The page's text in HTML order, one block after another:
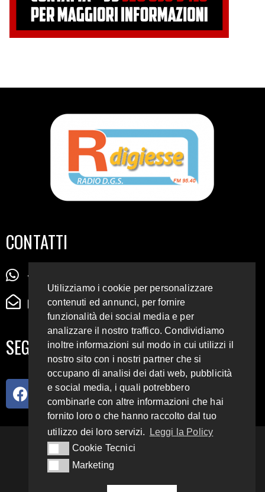
CONTATTI
+39 345 72 72 88 5
radiodigiesse@gmail.com
SEGUICI SUI SOCIAL
93.4 E 95.3 FM
Utilizziamo i cookie per personalizzare
contenuti ed annunci, per fornire
funzionalità dei social media e per
analizzare il nostro traffico. Condividiamo
inoltre informazioni sul modo in cui utilizzi il
nostro sito con i nostri partner che si
occupano di analisi dei dati web, pubblicità
e social media, i quali potrebbero
combinarle con altre informazioni che hai
fornito loro o che hanno raccolto dal tuo
utilizzo dei loro servizi.
Leggi la Policy
Cookie Tecnici
Cookie Tecnici
MarketingMarketing